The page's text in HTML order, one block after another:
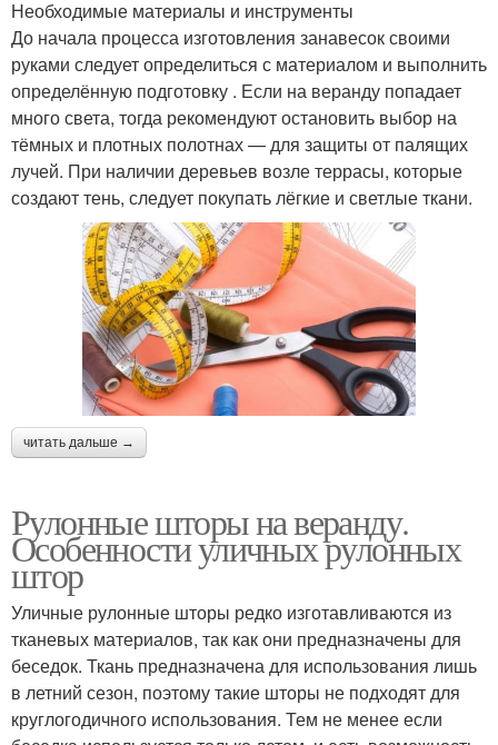
Необходимые материалы и инструменты
До начала процесса изготовления занавесок своими
руками следует определиться с материалом и выполнить
определённую подготовку . Если на веранду попадает
много света, тогда рекомендуют остановить выбор на
тёмных и плотных полотнах — для защиты от палящих
лучей. При наличии деревьев возле террасы, которые
создают тень, следует покупать лёгкие и светлые ткани.
читать дальше →
Рулонные шторы на веранду.
Особенности уличных рулонных
штор
Уличные рулонные шторы редко изготавливаются из
тканевых материалов, так как они предназначены для
беседок. Ткань предназначена для использования лишь
в летний сезон, поэтому такие шторы не подходят для
круглогодичного использования. Тем не менее если